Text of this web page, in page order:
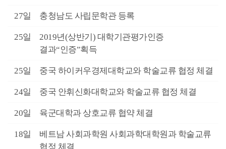
27일 충청남도 사립문학관 등록
25일
2019년(상반기) 대학기관평가인증
결과“인증”획득
25일 중국 하이커우경제대학교와 학술교류 협정 체결
24일 중국 안휘신화대학교와 학술교류 협정 체결
20일 육군대학과 상호교류 협약 체결
18일
베트남 사회과학원 사회과학대학원과 학술교류
협정 체결